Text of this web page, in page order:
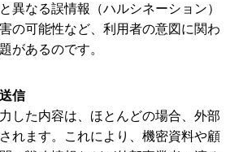
異なる誤情報（ハルシネーション）
の可能性など、利用者の意図に関わ
があるのです。
信
した内容は、ほとんどの場合、外部
れます。これにより、機密資料や顧